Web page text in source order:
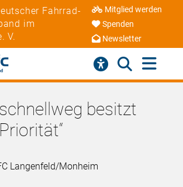
Fahrrad-
im
V.
Mitglied werden
Spenden
Newsletter
besitzt
Langenfeld/Monheim